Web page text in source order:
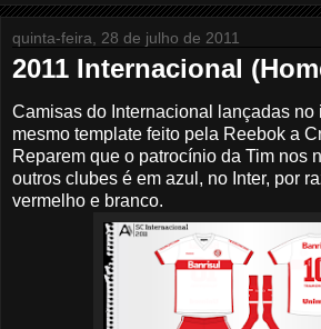
quinta-feira, 28 de julho de 2011
2011 Internacional
Camisas do Internacional lançadas no
mesmo template feito pela Reebok a
Reparem que o patrocínio da Tim nos
outros clubes é em azul, no Inter, por
vermelho e branco.